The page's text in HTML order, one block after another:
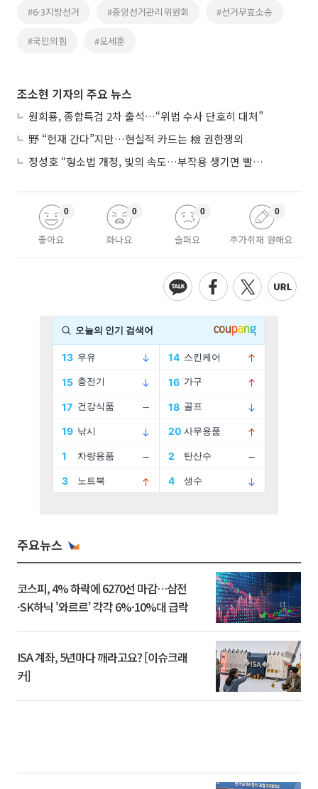
#6·3지방선거 #중앙선거관리위원회 #선거무효소송
#국민의힘 #오세훈
조소현 기자의 주요 뉴스
원희룡, 종합특검 2차 출석…“위법 수사 단호히 대처”
野 “헌재 간다”지만…현실적 카드는 檢 권한쟁의
정성호 “형소법 개정, 빛의 속도…부작용 생기면 빨리 고쳐야”
좋아요
0
화나요
0
슬퍼요
0
추가취재 원해요
0
주요뉴스
코스피, 4% 하락에 6270선 마감…삼전
·SK하닉 '와르르' 각각 6%·10%대 급락
ISA 계좌, 5년마다 깨라고요? [이슈크래
커]